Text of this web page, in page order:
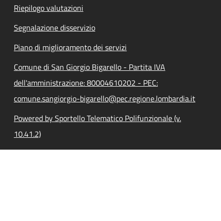
Riepilogo valutazioni
Segnalazione disservizio
Piano di miglioramento dei servizi
Comune di San Giorgio Bigarello - Partita IVA
dell'amministrazione: 80004610202 - PEC:
comune.sangiorgio-bigarello@pec.regione.lombardia.it
Powered by Sportello Telematico Polifunzionale (v.
10.41.2)